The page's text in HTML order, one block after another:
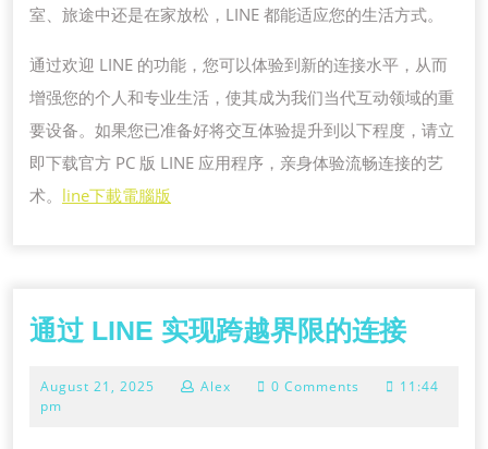
室、旅途中还是在家放松，LINE 都能适应您的生活方式。
通过欢迎 LINE 的功能，您可以体验到新的连接水平，从而
增强您的个人和专业生活，使其成为我们当代互动领域的重
要设备。如果您已准备好将交互体验提升到以下程度，请立
即下载官方 PC 版 LINE 应用程序，亲身体验流畅连接的艺
术。 line下載電腦版
通过 LINE 实现跨越界限的连接通
LINE
August 21, 2025 AugustAlex 0 Comments
11:44
pm